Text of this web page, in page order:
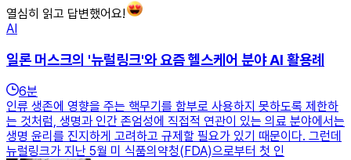
열심히 읽고 답변했어요!
AI
일론 머스크의 '뉴럴링크'와 요즘 헬스케어 분야 AI 활용례
6분
인류 생존에 영향을 주는 핵무기를 함부로 사용하지 못하도록 제한하
는 것처럼, 생명과 인간 존엄성에 직접적 연관이 있는 의료 분야에서는
생명 윤리를 진지하게 고려하고 규제할 필요가 있기 때문이다. 그런데
뉴럴링크가 지난 5월 미 식품의약청(FDA)으로부터 첫 인